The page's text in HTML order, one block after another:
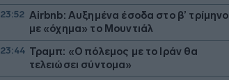
23:52 Airbnb: Αυξημένα έσοδα στο β’ τρίμηνο
με «όχημα» το Μουντιάλ
23:44 Τραμπ: «Ο πόλεμος με το Ιράν θα
τελειώσει σύντομα»